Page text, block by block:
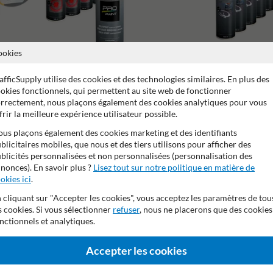
Aérosol à la craie Aérosol de traçage/
de garantie fabricant
utilise des cookies et des technologies similaires. En plus des
fonctionnels, qui permettent au site web de fonctionner
nous plaçons également des cookies analytiques pour vous
la meilleure expérience utilisateur possible.
plaçons également des cookies marketing et des identifiants
mobiles, que nous et des tiers utilisons pour afficher des
personnalisées et non personnalisées (personnalisation des
En savoir plus ? Lisez tout sur notre politique en matière de
ici.
cliquant sur "Accepter les cookies", vous acceptez les paramètres de
cookies. Si vous sélectionner refuser, nous ne placerons que des cookies
et analytiques.
Accepter les cookies